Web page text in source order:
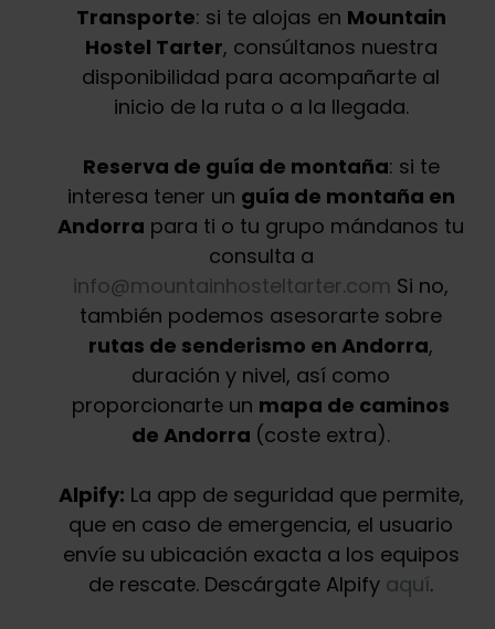
Transporte: si te alojas en Mountain
Hostel Tarter, consúltanos nuestra
disponibilidad para acompañarte al
inicio de la ruta o a la llegada.
Reserva de guía de montaña: si te
interesa tener un guía de montaña en
Andorra para ti o tu grupo mándanos tu
consulta a
info@mountainhosteltarter.com Si no,
también podemos asesorarte sobre
rutas de senderismo en Andorra,
duración y nivel, así como
proporcionarte un mapa de caminos
de Andorra (coste extra).
Alpify: La app de seguridad que permite,
que en caso de emergencia, el usuario
envíe su ubicación exacta a los equipos
de rescate. Descárgate Alpify aquí.